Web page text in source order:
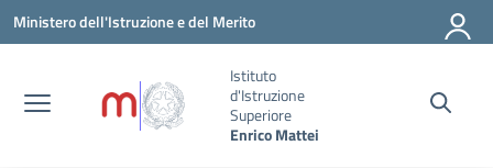
Vai ai contenuti
Vai al menu di navigazione
Vai al footer
Ministero dell'Istruzione e del Merito
Istituto
d'Istruzione
Superiore
Enrico Mattei